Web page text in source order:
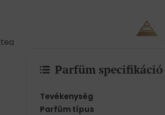
Parfüm specifikáció
Tevékenység
Parfüm típus